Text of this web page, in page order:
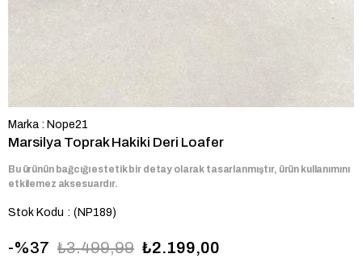
Marka : Nope21
Marsilya Toprak Hakiki Deri Loafer
Bu ürünün bağcığı estetik bir detay olarak tasarlanmıştır, ürün kullanımını
etkilemez aksesuardır.
Stok Kodu (NP189)
37 ₺3.499,99 ₺2.199,00